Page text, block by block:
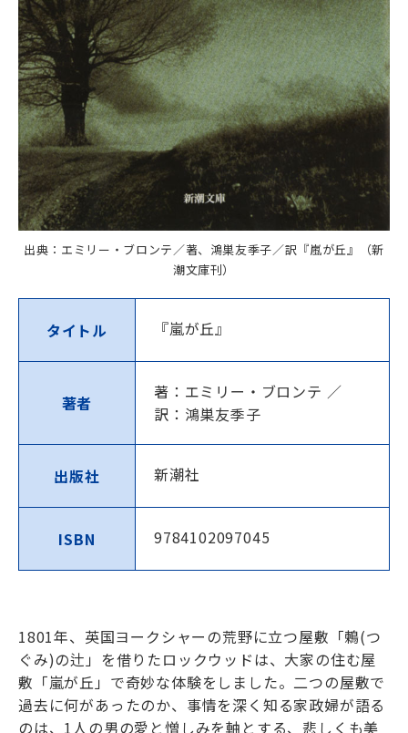
出典：エミリー・ブロンテ／著、鴻巣友季子／訳『嵐が丘』（新
潮文庫刊）
タイトル 『嵐が丘』
著者
著：エミリー・ブロンテ ／
訳：鴻巣友季子
出版社 新潮社
ISBN 9784102097045
1801年、英国ヨークシャーの荒野に立つ屋敷「鶫(つ
ぐみ)の辻」を借りたロックウッドは、大家の住む屋
敷「嵐が丘」で奇妙な体験をしました。二つの屋敷で
過去に何があったのか、事情を深く知る家政婦が語る
のは、1人の男の愛と憎しみを軸とする、悲しくも美